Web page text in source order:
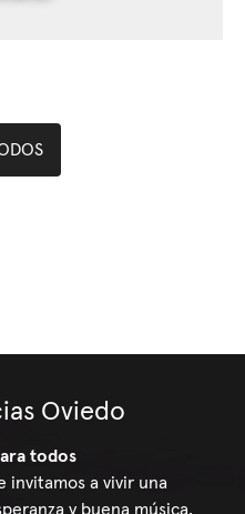
Oviedo
todos
invitamos a vivir una
y buena música,